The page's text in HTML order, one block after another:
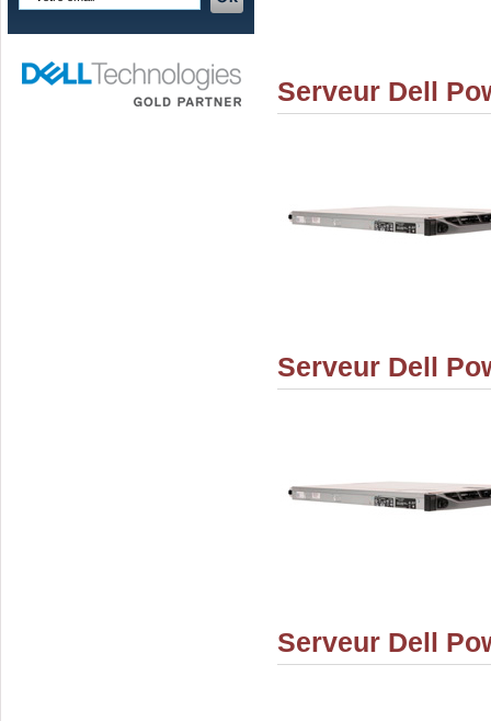
Serveur Dell
Serveur Dell
Serveur Dell